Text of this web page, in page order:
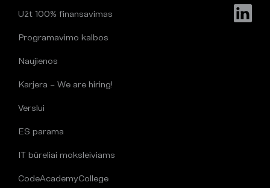
Užt 100% finansavimas
Programavimo kalbos
Naujienos
Karjera – We are hiring!
Verslui
ES parama
IT būreliai moksleiviams
CodeAcademyCollege